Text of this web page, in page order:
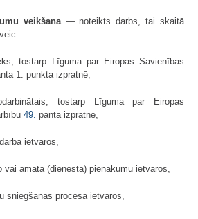
veikšana— noteikts darbs, tai skaitā
tostarp Līguma par Eiropas Savienības
1. punkta izpratnē,
tostarp Līguma par Eiropas
49. panta izpratnē,
ietvaros,
vai amata (dienesta) pienākumu ietvaros,
sniegšanas procesa ietvaros,